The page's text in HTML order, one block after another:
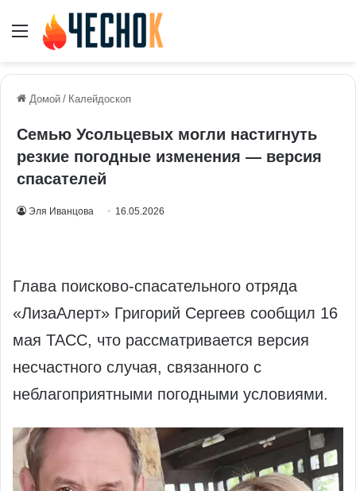
Меню
Домой / Калейдоскоп
Семью Усольцевых могли настигнуть
резкие погодные изменения — версия
спасателей
Эля Иванцова 16.05.2026
Глава поисково-спасательного отряда
«ЛизаАлерт» Григорий Сергеев сообщил 16
мая ТАСС, что рассматривается версия
несчастного случая, связанного с
неблагоприятными погодными условиями.